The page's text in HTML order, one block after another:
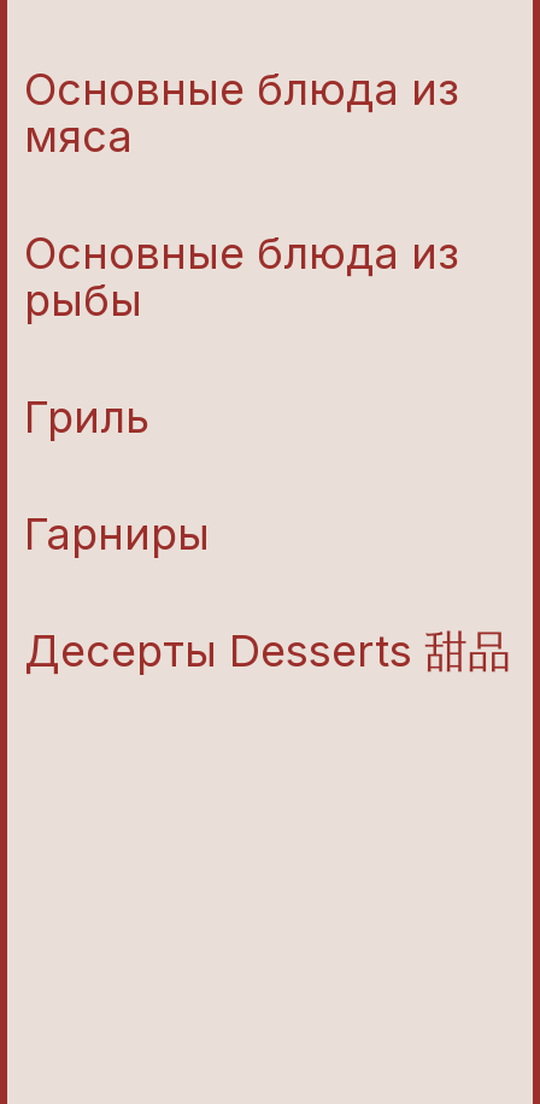
Основные блюда из
мяса
Основные блюда из
рыбы
Гриль
Гарниры
Десерты Desserts 甜品